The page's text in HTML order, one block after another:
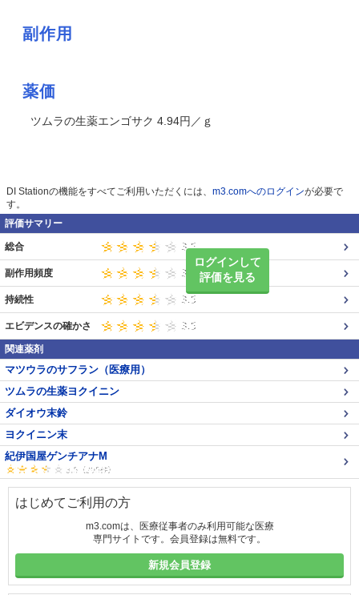
副作用
薬価
ツムラの生薬エンゴサク 4.94円／ｇ
DI Stationの機能をすべてご利用いただくには、 m3.comへのログインが必要で
す。
評価サマリー
ログインして
評価を見る
総合
副作用頻度
持続性
エビデンスの確かさ
関連薬剤
マツウラのサフラン（医療用）
ツムラの生薬ヨクイニン
ダイオウ末鈴
ヨクイニン末
紀伊国屋ゲンチアナM
はじめてご利用の方
m3.comは、医療従事者のみ利用可能な医療
専門サイトです。会員登録は無料です。
新規会員登録